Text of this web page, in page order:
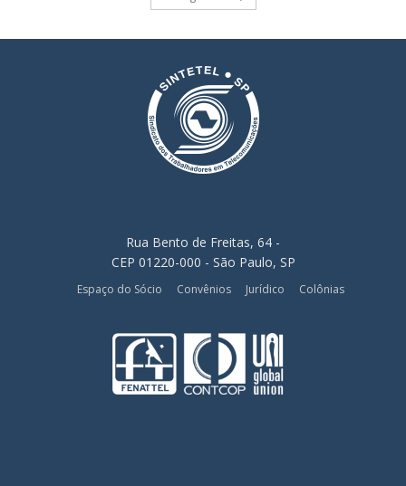
Rua Bento de Freitas, 64 -
CEP 01220-000 - São Paulo, SP
Espaço do Sócio Convênios Jurídico Colônias